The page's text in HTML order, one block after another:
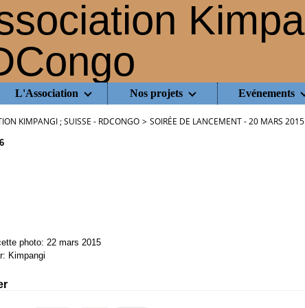
L'Association Nos projets Evénements
KIMPANGI ; SUISSE - RDCONGO > SOIRÉE DE LANCEMENT - 20 MARS 2015
photo: 22 mars 2015
Kimpangi